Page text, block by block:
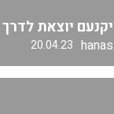
יקנעם יוצאת
hanas
20.04.23